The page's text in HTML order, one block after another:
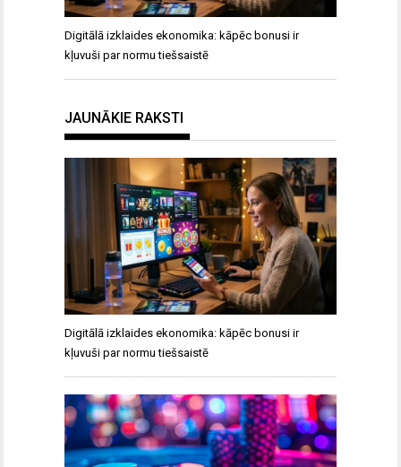
Digitālā izklaides ekonomika: kāpēc bonusi ir
kļuvuši par normu tiešsaistē
JAUNĀKIE RAKSTI
Digitālā izklaides ekonomika: kāpēc bonusi ir
kļuvuši par normu tiešsaistē